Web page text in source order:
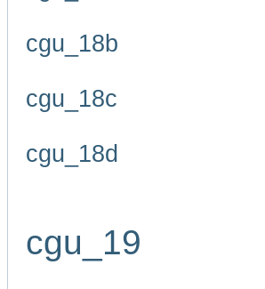
cgu_18b
cgu_18c
cgu_18d
cgu_19